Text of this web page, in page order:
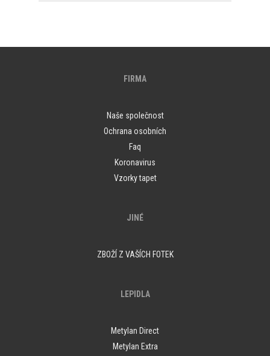
FIRMA
Naše společnost
Ochrana osobních
Faq
Koronavirus
Vzorky tapet
JINÉ
ZBOŽÍ Z VAŠÍCH FOTEK
LEPIDLA
Metylan Direct
Metylan Extra